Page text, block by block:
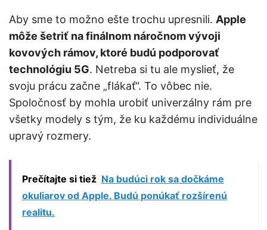
Aby sme to možno ešte trochu upresnili. Apple
môže šetriť na finálnom náročnom vývoji
kovových rámov, ktoré budú podporovať
technológiu 5G. Netreba si tu ale myslieť, že
svoju prácu začne „flákať“. To vôbec nie.
Spoločnosť by mohla urobiť univerzálny rám pre
všetky modely s tým, že ku každému individuálne
upravý rozmery.
Prečítajte si tiež Na budúci rok sa dočkáme
okuliarov od Apple. Budú ponúkať rozšírenú
realitu.